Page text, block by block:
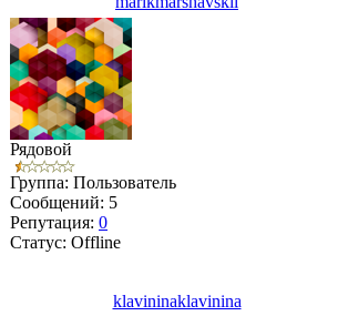
Рядовой
Группа: Пользователь
Сообщений: 5
Репутация: 0
Статус: Offline
klavininaklavinina